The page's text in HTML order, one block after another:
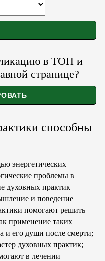
в ТОП и
странице?
способны
энергетических
проблемы в
духовных практик
и поведение
помогают решить
применение таких
и его души после смерти;
духовных практик;
в лечении